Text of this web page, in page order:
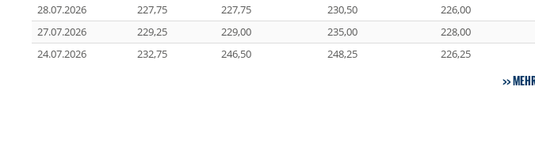
28.07.2026
227,75 227,75 230,50
226,00
27.07.2026
229,25 229,00 235,00
228,00
24.07.2026
232,75 246,50 248,25 226,25